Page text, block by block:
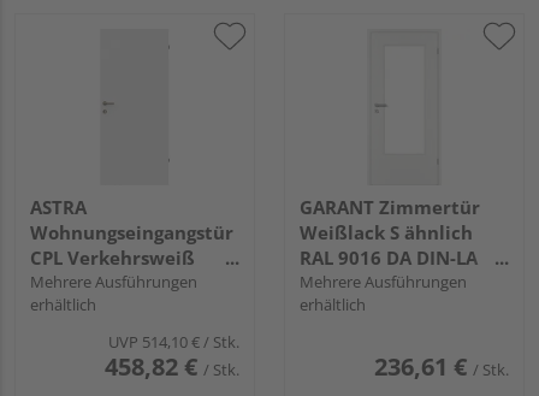
ASTRA
Wohnungseingangstür
CPL Verkehrsweiß
ähnlich 9016 KK3 SSK1
Bodendichtung
Mehrere Ausführungen
erhältlich
UVP 514,10 €/ Stk.
458,82 € / Stk.
GARANT Zimmertür
Weißlack S ähnlich
RAL 9016 DA DIN-LA
Vollspan "STANDARD"
Mehrere Ausführungen
erhältlich
236,61 € / Stk.